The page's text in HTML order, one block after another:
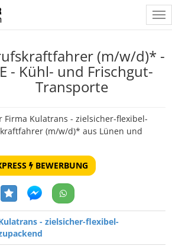
(m/w/d)* -
- Kühl- und Frischgut-
Transporte
Kulatrans - zielsicher-flexibel-
(m/w/d)* aus Lünen und
BEWERBUNG
- zielsicher-flexibel-